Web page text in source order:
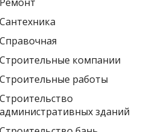
Сантехника
Справочная
Строительные компании
Строительные работы
Строительство
административных зданий